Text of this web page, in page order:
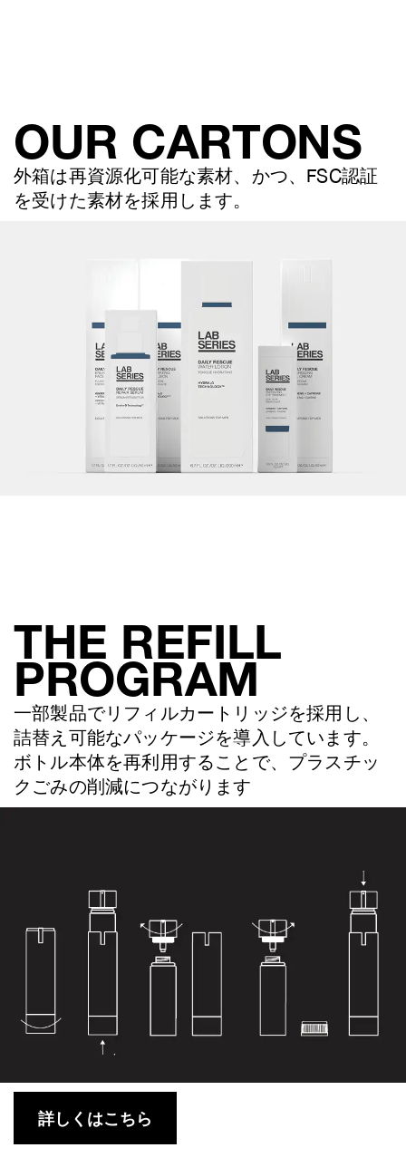
OUR CARTONS
外箱は再資源化可能な素材、かつ、FSC認証
を受けた素材を採用します。
THE REFILL
PROGRAM
一部製品でリフィルカートリッジを採用し、
詰替え可能なパッケージを導入しています。
ボトル本体を再利用することで、プラスチッ
クごみの削減につながります
詳しくはこちら